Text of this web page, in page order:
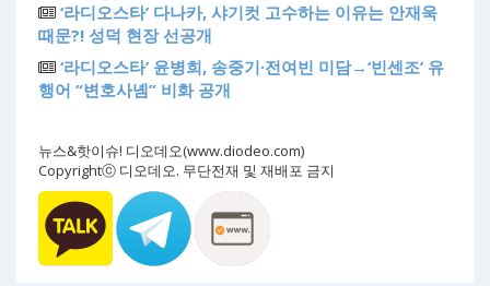
‘라디오스타’ 다나카, 샤기컷 고수하는 이유는 안재욱
때문?! 성덕 현장 선공개
‘라디오스타’ 윤병희, 송중기·전여빈 미담→‘빈센조’ 유
행어 “변호사녬” 비화 공개
뉴스&핫이슈! 디오데오(www.diodeo.com)
Copyrightⓒ 디오데오. 무단전재 및 재배포 금지